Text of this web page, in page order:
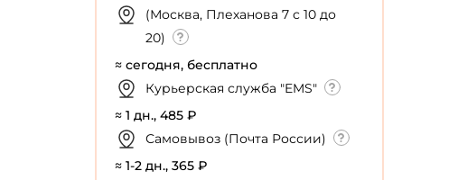
(Москва, Плеханова 7 с 10 до
20)
≈ сегодня, бесплатно
Курьерская служба "EMS"
≈ 1 дн., 485 ₽
Самовывоз (Почта России)
≈ 1-2 дн., 365 ₽